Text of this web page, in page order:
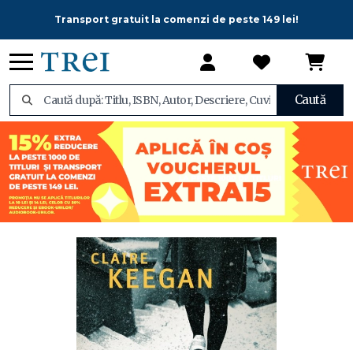
Transport gratuit la comenzi de peste 149 lei!
Caută